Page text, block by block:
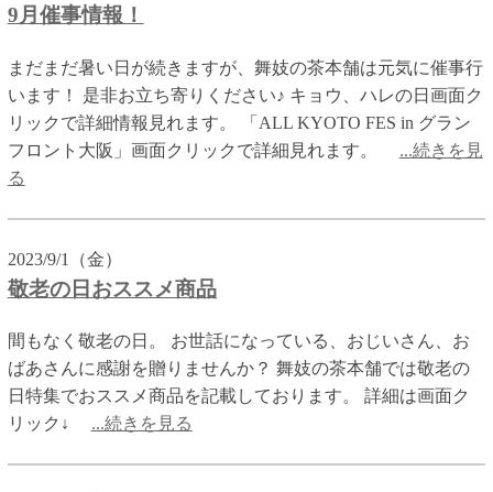
9月催事情報！
まだまだ暑い日が続きますが、舞妓の茶本舗は元気に催事行
います！ 是非お立ち寄りください♪ キョウ、ハレの日画面ク
リックで詳細情報見れます。 「ALL KYOTO FES in グラン
フロント大阪」画面クリックで詳細見れます。 ...続きを見
る
2023/9/1（金）
敬老の日おススメ商品
間もなく敬老の日。 お世話になっている、おじいさん、お
ばあさんに感謝を贈りませんか？ 舞妓の茶本舗では敬老の
日特集でおススメ商品を記載しております。 詳細は画面ク
リック↓ ...続きを見る